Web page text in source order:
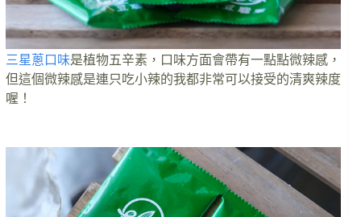
三星蔥口味是植物五辛素，口味方面會帶有一點點微辣感，
但這個微辣感是連只吃小辣的我都非常可以接受的清爽辣度
喔！